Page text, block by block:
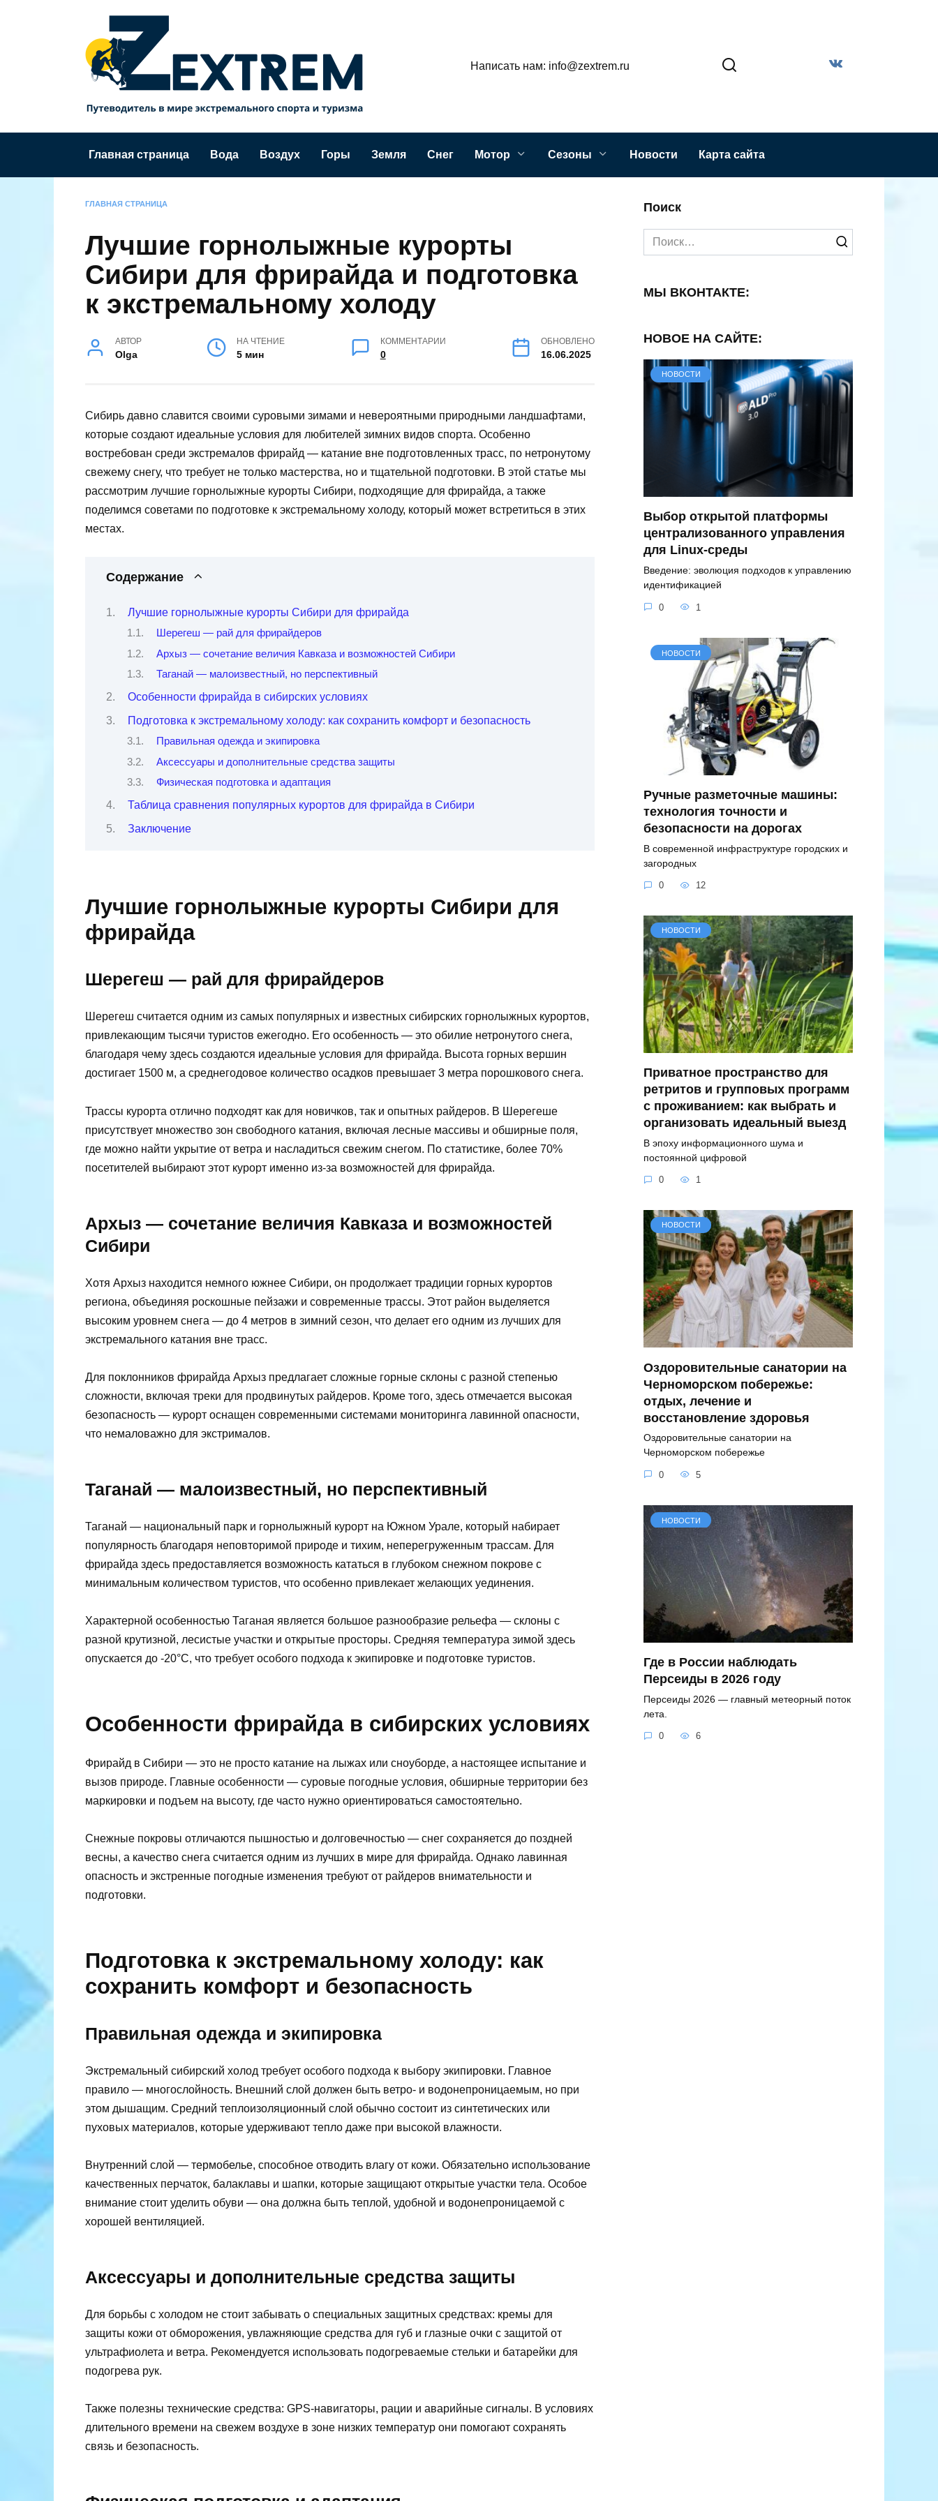
Написать нам: info@zextrem.ru
Главная страница Вода Воздух Горы Земля Снег Мотор Сезоны Новости Карта сайта
ГЛАВНАЯ СТРАНИЦА
Лучшие горнолыжные курорты
Сибири для фрирайда и подготовка
к экстремальному холоду
АВТОР
Olga
НА ЧТЕНИЕ
5 мин
КОММЕНТАРИИ
0
ОБНОВЛЕНО
16.06.2025
Сибирь давно славится своими суровыми зимами и невероятными природными ландшафтами,
которые создают идеальные условия для любителей зимних видов спорта. Особенно
востребован среди экстремалов фрирайд — катание вне подготовленных трасс, по нетронутому
свежему снегу, что требует не только мастерства, но и тщательной подготовки. В этой статье мы
рассмотрим лучшие горнолыжные курорты Сибири, подходящие для фрирайда, а также
поделимся советами по подготовке к экстремальному холоду, который может встретиться в этих
местах.
Содержание
Лучшие горнолыжные курорты Сибири для фрирайда
Шерегеш — рай для фрирайдеров
Архыз — сочетание величия Кавказа и возможностей Сибири
Таганай — малоизвестный, но перспективный
Особенности фрирайда в сибирских условиях
Подготовка к экстремальному холоду: как сохранить комфорт и безопасность
Правильная одежда и экипировка
Аксессуары и дополнительные средства защиты
Физическая подготовка и адаптация
Таблица сравнения популярных курортов для фрирайда в Сибири
Заключение
Лучшие горнолыжные курорты Сибири для
фрирайда
Шерегеш — рай для фрирайдеров
Шерегеш считается одним из самых популярных и известных сибирских горнолыжных курортов,
привлекающим тысячи туристов ежегодно. Его особенность — это обилие нетронутого снега,
благодаря чему здесь создаются идеальные условия для фрирайда. Высота горных вершин
достигает 1500 м, а среднегодовое количество осадков превышает 3 метра порошкового снега.
Трассы курорта отлично подходят как для новичков, так и опытных райдеров. В Шерегеше
присутствует множество зон свободного катания, включая лесные массивы и обширные поля,
где можно найти укрытие от ветра и насладиться свежим снегом. По статистике, более 70%
посетителей выбирают этот курорт именно из-за возможностей для фрирайда.
Архыз — сочетание величия Кавказа и возможностей
Сибири
Хотя Архыз находится немного южнее Сибири, он продолжает традиции горных курортов
региона, объединяя роскошные пейзажи и современные трассы. Этот район выделяется
высоким уровнем снега — до 4 метров в зимний сезон, что делает его одним из лучших для
экстремального катания вне трасс.
Для поклонников фрирайда Архыз предлагает сложные горные склоны с разной степенью
сложности, включая треки для продвинутых райдеров. Кроме того, здесь отмечается высокая
безопасность — курорт оснащен современными системами мониторинга лавинной опасности,
что немаловажно для экстрималов.
Таганай — малоизвестный, но перспективный
Таганай — национальный парк и горнолыжный курорт на Южном Урале, который набирает
популярность благодаря неповторимой природе и тихим, неперегруженным трассам. Для
фрирайда здесь предоставляется возможность кататься в глубоком снежном покрове с
минимальным количеством туристов, что особенно привлекает желающих уединения.
Характерной особенностью Таганая является большое разнообразие рельефа — склоны с
разной крутизной, лесистые участки и открытые просторы. Средняя температура зимой здесь
опускается до -20°C, что требует особого подхода к экипировке и подготовке туристов.
Особенности фрирайда в сибирских условиях
Фрирайд в Сибири — это не просто катание на лыжах или сноуборде, а настоящее испытание и
вызов природе. Главные особенности — суровые погодные условия, обширные территории без
маркировки и подъем на высоту, где часто нужно ориентироваться самостоятельно.
Снежные покровы отличаются пышностью и долговечностью — снег сохраняется до поздней
весны, а качество снега считается одним из лучших в мире для фрирайда. Однако лавинная
опасность и экстренные погодные изменения требуют от райдеров внимательности и
подготовки.
Подготовка к экстремальному холоду: как
сохранить комфорт и безопасность
Правильная одежда и экипировка
Экстремальный сибирский холод требует особого подхода к выбору экипировки. Главное
правило — многослойность. Внешний слой должен быть ветро- и водонепроницаемым, но при
этом дышащим. Средний теплоизоляционный слой обычно состоит из синтетических или
пуховых материалов, которые удерживают тепло даже при высокой влажности.
Внутренний слой — термобелье, способное отводить влагу от кожи. Обязательно использование
качественных перчаток, балаклавы и шапки, которые защищают открытые участки тела. Особое
внимание стоит уделить обуви — она должна быть теплой, удобной и водонепроницаемой с
хорошей вентиляцией.
Аксессуары и дополнительные средства защиты
Для борьбы с холодом не стоит забывать о специальных защитных средствах: кремы для
защиты кожи от обморожения, увлажняющие средства для губ и глазные очки с защитой от
ультрафиолета и ветра. Рекомендуется использовать подогреваемые стельки и батарейки для
подогрева рук.
Также полезны технические средства: GPS-навигаторы, рации и аварийные сигналы. В условиях
длительного времени на свежем воздухе в зоне низких температур они помогают сохранять
связь и безопасность.
Поиск
Search
for:
МЫ ВКОНТАКТЕ:
НОВОЕ НА САЙТЕ:
НОВОСТИ
Выбор открытой платформы
централизованного управления
для Linux-среды
Введение: эволюция подходов к управлению
идентификацией
0 1
НОВОСТИ
Ручные разметочные машины:
технология точности и
безопасности на дорогах
В современной инфраструктуре городских и
загородных
0 12
НОВОСТИ
Приватное пространство для
ретритов и групповых программ
с проживанием: как выбрать и
организовать идеальный выезд
В эпоху информационного шума и
постоянной цифровой
0 1
НОВОСТИ
Оздоровительные санатории на
Черноморском побережье:
отдых, лечение и
восстановление здоровья
Оздоровительные санатории на
Черноморском побережье
0 5
НОВОСТИ
Где в России наблюдать
Персеиды в 2026 году
Персеиды 2026 — главный метеорный поток
лета.
0 6